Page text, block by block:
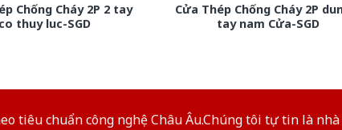
Chống Cháy 2P 2 tay
co thuy luc-SGD
Cửa Thép Chống Cháy 2P
tay nam Cửa-SGD
tiêu chuẩn công nghệ Châu Âu.Chúng tôi tự tin là